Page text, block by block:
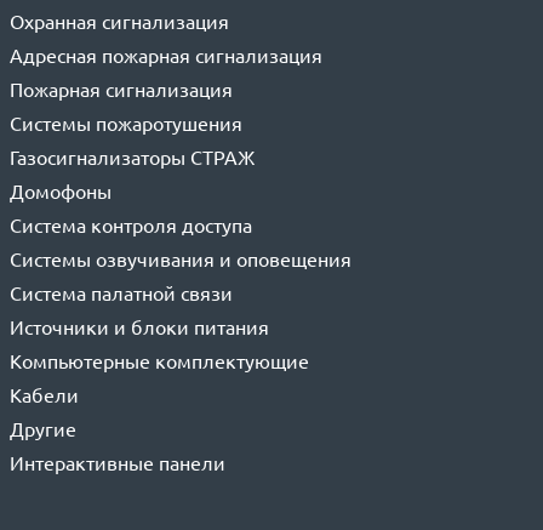
Охранная сигнализация
Адресная пожарная сигнализация
Пожарная сигнализация
Системы пожаротушения
Газосигнализаторы СТРАЖ
Домофоны
Система контроля доступа
Системы озвучивания и оповещения
Система палатной связи
Источники и блоки питания
Компьютерные комплектующие
Кабели
Другие
Интерактивные панели